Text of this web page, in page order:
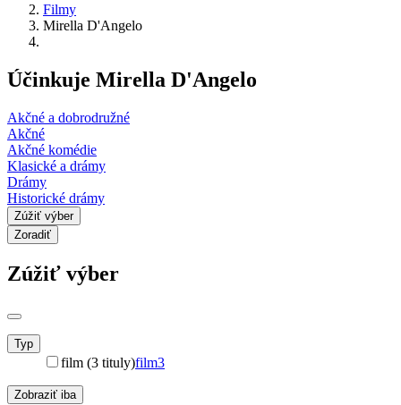
Filmy
Mirella D'Angelo
Účinkuje Mirella D'Angelo
Akčné a dobrodružné
Akčné
Akčné komédie
Klasické a drámy
Drámy
Historické drámy
Zúžiť výber
Zoradiť
Zúžiť výber
Typ
film (3 tituly)film3
Zobraziť iba